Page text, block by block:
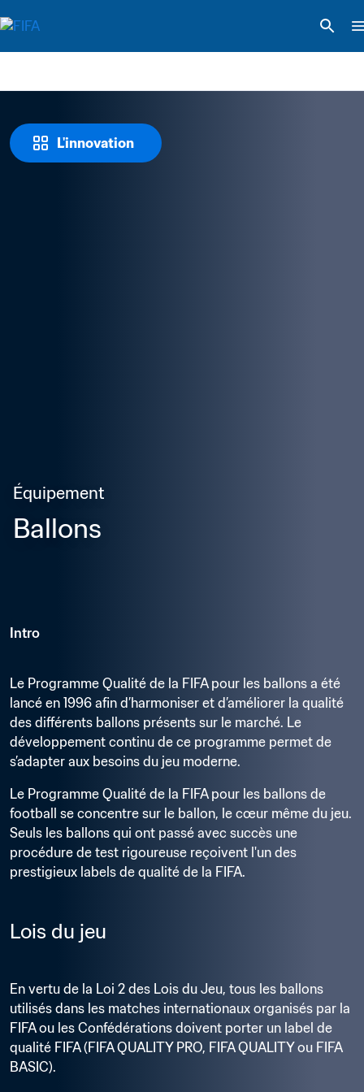
L'innovation
Équipement
Ballons
Intro
Le Programme Qualité de la FIFA pour les ballons a été
lancé en 1996 afin d’harmoniser et d’améliorer la qualité
des différents ballons présents sur le marché. Le
développement continu de ce programme permet de
s’adapter aux besoins du jeu moderne.
Le Programme Qualité de la FIFA pour les ballons de
football se concentre sur le ballon, le cœur même du jeu.
Seuls les ballons qui ont passé avec succès une
procédure de test rigoureuse reçoivent l'un des
prestigieux labels de qualité de la FIFA.
Lois du jeu
En vertu de la Loi 2 des Lois du Jeu, tous les ballons
utilisés dans les matches internationaux organisés par la
FIFA ou les Confédérations doivent porter un label de
qualité FIFA (FIFA QUALITY PRO, FIFA QUALITY ou FIFA
BASIC).